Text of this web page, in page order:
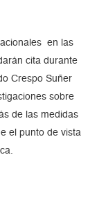
en las
cita durante
Crespo Suñer
sobre
de las medidas
el punto de vista